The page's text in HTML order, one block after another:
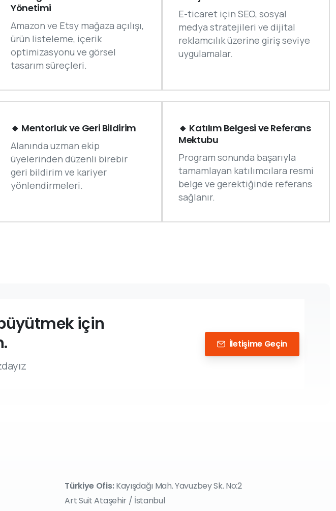
Yönetimi
Amazon ve Etsy mağaza açılışı,
ürün listeleme, içerik
optimizasyonu ve görsel
tasarım süreçleri.
E-ticaret için SEO, sosyal
medya stratejileri ve dijital
reklamcılık üzerine giriş seviye
uygulamalar.
🔹 Mentorluk ve Geri Bildirim
Alanında uzman ekip
üyelerinden düzenli birebir
geri bildirim ve kariyer
yönlendirmeleri.
🔹 Katılım Belgesi ve Referans
Mektubu
Program sonunda başarıyla
tamamlayan katılımcılara resmi
belge ve gerektiğinde referans
sağlanır.
için
İletişime Geçin
Türkiye Ofis:Kayışdağı Mah. Yavuzbey Sk. No:2
Art Suit Ataşehir / İstanbul